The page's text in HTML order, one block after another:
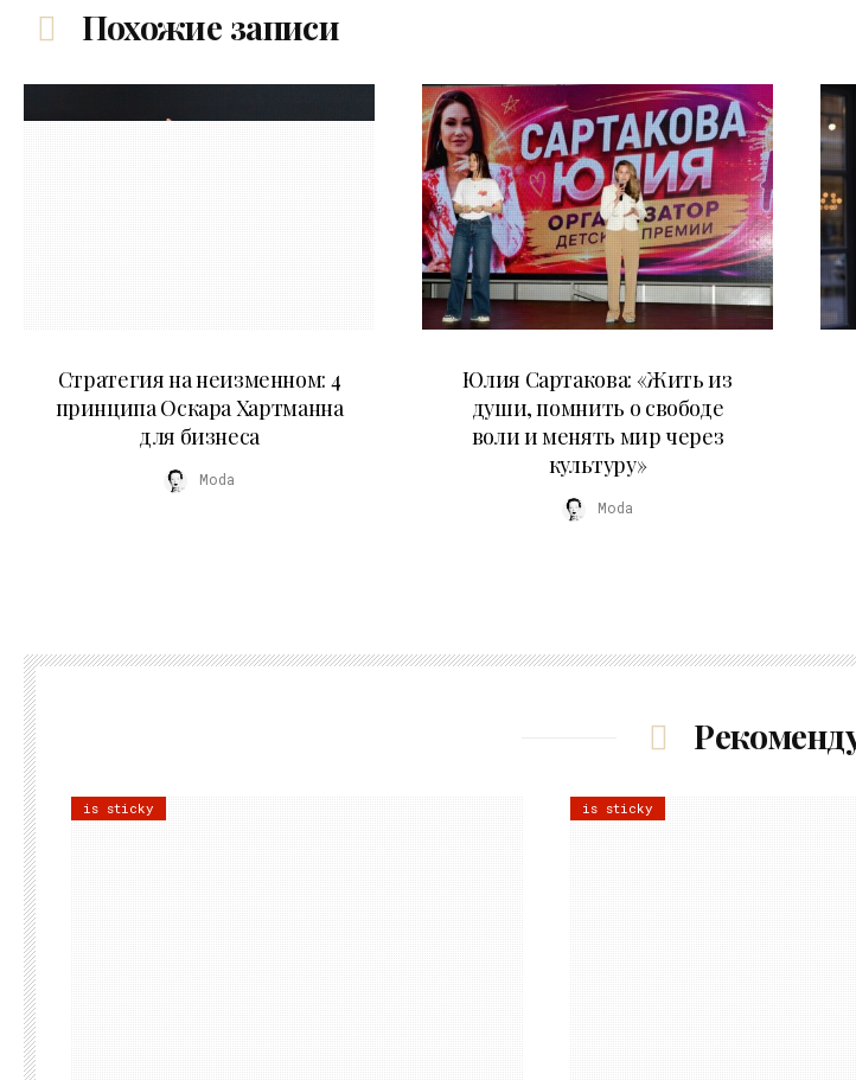
Похожие записи
Стратегия на неизменном: 4
принципа Оскара Хартманна
для бизнеса
Moda
Юлия Сартакова: «Жить из
души, помнить о свободе
воли и менять мир через
культуру»
Moda
is sticky is sticky